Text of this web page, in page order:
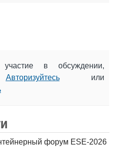
в обсуждении,
Авторизуйтесьили
форум ESE-2026